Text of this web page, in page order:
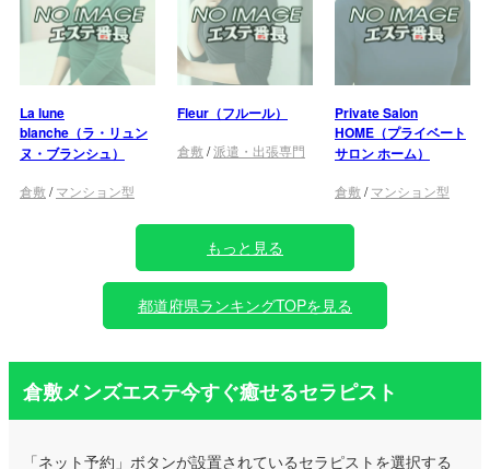
La lune
blanche（ラ・リュン
ヌ・ブランシュ）
倉敷 /マンション型
Fleur（フルール）
倉敷 /派遣・出張専門
Private Salon
HOME（プライベート
サロン ホーム）
倉敷 /マンション型
もっと見る
都道府県ランキングTOPを見る
倉敷メンズエステ今すぐ癒せるセラピスト
「ネット予約」ボタンが設置されているセラピストを選択する